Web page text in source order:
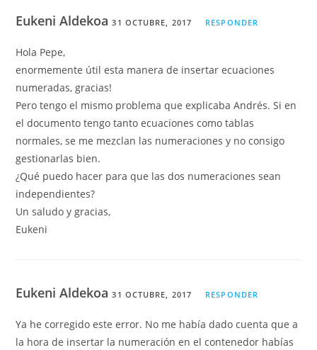
Eukeni Aldekoa31 OCTUBRE, 2017 RESPONDER
Hola Pepe,
enormemente útil esta manera de insertar ecuaciones
numeradas, gracias!
Pero tengo el mismo problema que explicaba Andrés. Si en
el documento tengo tanto ecuaciones como tablas
normales, se me mezclan las numeraciones y no consigo
gestionarlas bien.
¿Qué puedo hacer para que las dos numeraciones sean
independientes?
Un saludo y gracias,
Eukeni
Eukeni Aldekoa31 OCTUBRE, 2017 RESPONDER
Ya he corregido este error. No me había dado cuenta que a
la hora de insertar la numeración en el contenedor habías